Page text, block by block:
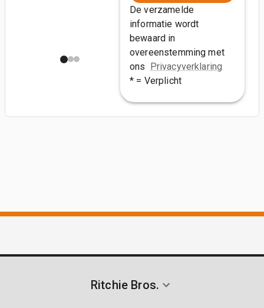
De verzamelde
informatie wordt
bewaard in
overeenstemming met
ons Privacyverklaring
* = Verplicht
Ritchie Bros.